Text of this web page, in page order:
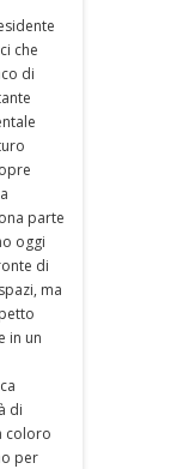
che
di
parte
oggi
di
ma
in un
di
coloro
per